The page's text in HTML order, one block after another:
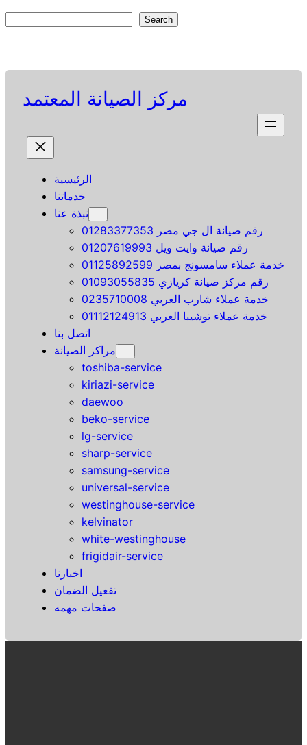
Skip
to
r
Search
مركز الصيانة المعتمد
الرئيسية
خدماتنا
نبذة عنا
رقم صيانة ال جي مصر 01283377353
رقم صيانة وايت ويل 01207619993
خدمة عملاء سامسونج بمصر 01125892599
رقم مركز صيانة كريازي 01093055835
خدمة عملاء شارب العربي 0235710008
خدمة عملاء توشيبا العربي 01112124913
اتصل بنا
مراكز الصيانة
toshiba-service
kiriazi-service
daewoo
beko-service
lg-service
sharp-service
samsung-service
universal-service
westinghouse-service
kelvinator
white-westinghouse
frigidair-service
اخبارنا
تفعيل الضمان
صفحات مهمه